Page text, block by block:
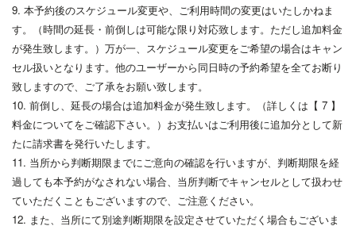
9. 本予約後のスケジュール変更や、ご利用時間の変更はいたしかねま
す。（時間の延長・前倒しは可能な限り対応致します。ただし追加料金
が発生致します。）万が一、スケジュール変更をご希望の場合はキャン
セル扱いとなります。他のユーザーから同日時の予約希望を全てお断り
致しますので、ご了承をお願い致します。
10. 前倒し、延長の場合は追加料金が発生致します。（詳しくは【 7 】
料金についてをご確認下さい。）お支払いはご利用後に追加分として新
たに請求書を発行いたします。
11. 当所から判断期限までにご意向の確認を行いますが、判断期限を経
過しても本予約がなされない場合、当所判断でキャンセルとして扱わせ
ていただくこともございますので、ご注意ください。
12. また、当所にて別途判断期限を設定させていただく場合もございま